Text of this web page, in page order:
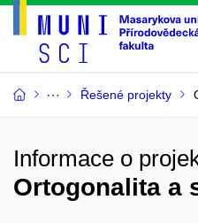
Řešené projekty
Informace o
Ortogonalita a